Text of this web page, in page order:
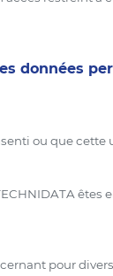
données
ou que
êtes
pour